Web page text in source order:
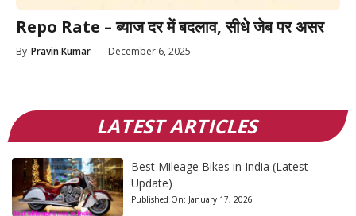
Repo Rate – ब्याज दर में बदलाव, सीधे जेब पर असर
By Pravin Kumar — December 6, 2025
LATEST ARTICLES
Best Mileage Bikes in India (Latest
Update)
Published On: January 17, 2026